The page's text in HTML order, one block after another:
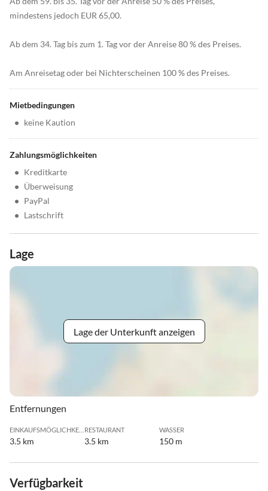
mindestens jedoch EUR 65,00.
Ab dem 34. Tag bis zum 1. Tag vor der Anreise 80 % des Preises.
Am Anreisetag oder bei Nichterscheinen 100 % des Preises.
Mietbedingungen
• keine Kaution
Zahlungsmöglichkeiten
• Kreditkarte
• Überweisung
• PayPal
• Lastschrift
Lage
Lage der Unterkunft anzeigen
Entfernungen
3.5 km
RESTAURANT
3.5 km
WASSER
150 m
Verfügbarkeit